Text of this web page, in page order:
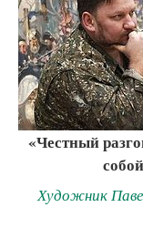
«Честный
Художник